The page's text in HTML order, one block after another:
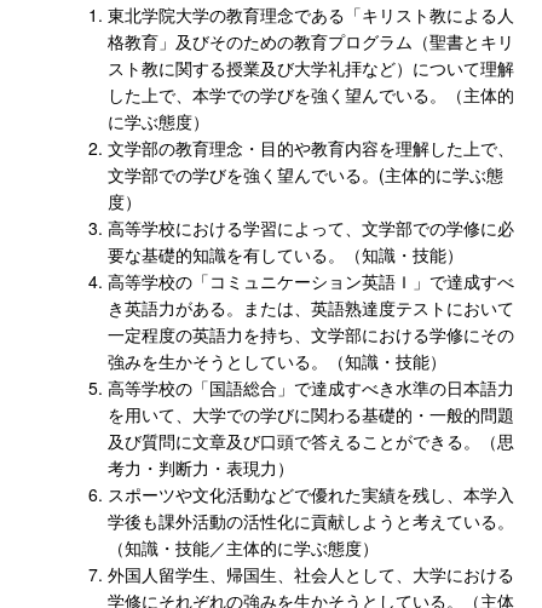
東北学院大学の教育理念である「キリスト教による人
格教育」及びそのための教育プログラム（聖書とキリ
スト教に関する授業及び大学礼拝など）について理解
した上で、本学での学びを強く望んでいる。（主体的
に学ぶ態度）
文学部の教育理念・目的や教育内容を理解した上で、
文学部での学びを強く望んでいる。(主体的に学ぶ態
度）
高等学校における学習によって、文学部での学修に必
要な基礎的知識を有している。（知識・技能）
高等学校の「コミュニケーション英語Ｉ」で達成すべ
き英語力がある。または、英語熟達度テストにおいて
一定程度の英語力を持ち、文学部における学修にその
強みを生かそうとしている。（知識・技能）
高等学校の「国語総合」で達成すべき水準の日本語力
を用いて、大学での学びに関わる基礎的・一般的問題
及び質問に文章及び口頭で答えることができる。（思
考力・判断力・表現力）
スポーツや文化活動などで優れた実績を残し、本学入
学後も課外活動の活性化に貢献しようと考えている。
（知識・技能／主体的に学ぶ態度）
外国人留学生、帰国生、社会人として、大学における
学修にそれぞれの強みを生かそうとしている。（主体